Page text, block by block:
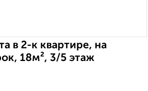
в 2-к квартире, на
18м², 3/5 этаж